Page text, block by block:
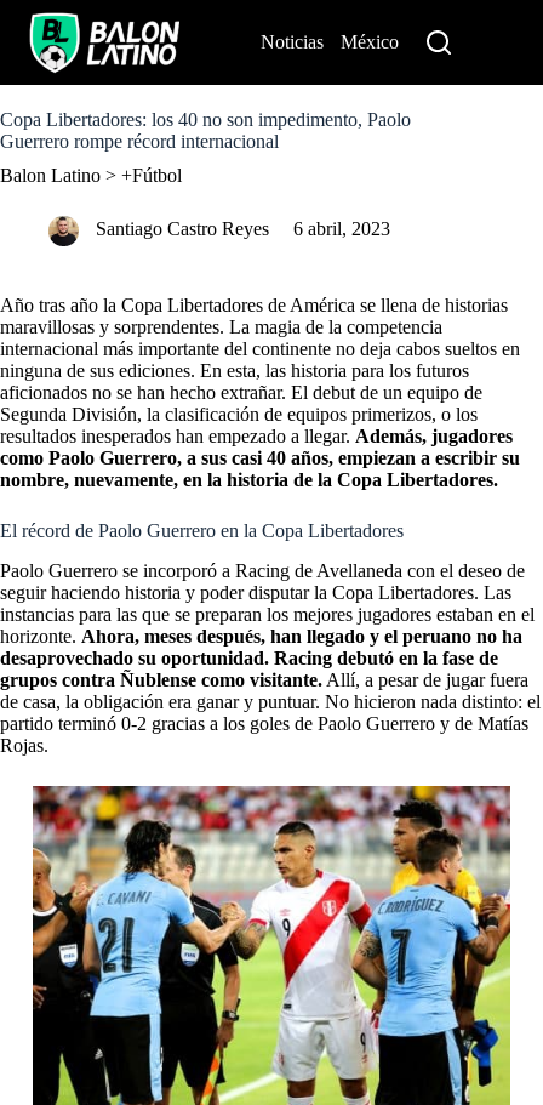
o
c
n
Noticias México
Copa Libertadores: los 40 no son impedimento, Paolo
Guerrero rompe récord internacional
Balon Latino > +Fútbol
Santiago Castro Reyes 6 abril, 2023
Año tras año la Copa Libertadores de América se llena de historias
maravillosas y sorprendentes. La magia de la competencia
internacional más importante del continente no deja cabos sueltos en
ninguna de sus ediciones. En esta, las historia para los futuros
aficionados no se han hecho extrañar. El debut de un equipo de
Segunda División, la clasificación de equipos primerizos, o los
resultados inesperados han empezado a llegar. Además, jugadores
como Paolo Guerrero, a sus casi 40 años, empiezan a escribir su
nombre, nuevamente, en la historia de la Copa Libertadores.
El récord de Paolo Guerrero en la Copa Libertadores
Paolo Guerrero se incorporó a Racing de Avellaneda con el deseo de
seguir haciendo historia y poder disputar la Copa Libertadores. Las
instancias para las que se preparan los mejores jugadores estaban en el
horizonte. Ahora, meses después, han llegado y el peruano no ha
desaprovechado su oportunidad. Racing debutó en la fase de
grupos contra Ñublense como visitante. Allí, a pesar de jugar fuera
de casa, la obligación era ganar y puntuar. No hicieron nada distinto: el
partido terminó 0-2 gracias a los goles de Paolo Guerrero y de Matías
Rojas.